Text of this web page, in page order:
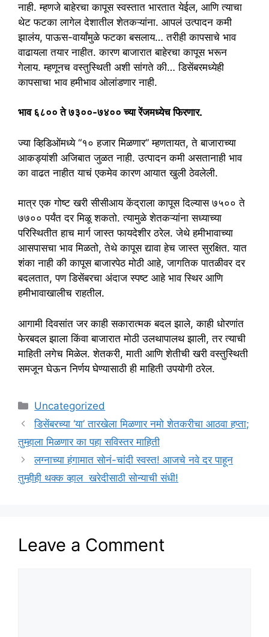
नाही. म्हणजे बाहेरचा कापूस स्वस्तात भारतात येईल, आणि त्याचा
थेट फटका लागेल देशातील शेतकऱ्यांना. आपलं उत्पादन कमी
झालंय, पाऊस-वार्यांमुळे फटका बसलाय… तरीही कापसाचे भाव
वाढायला तयार नाहीत. कारण बाजारात बाहेरचा कापूस भरून
गेलाय. म्हणूनच वस्तुस्थिती अशी सांगते की… डिसेंबरमध्येही
कापसाचा भाव हमीभाव ओलांडणार नाही.
भाव ६८०० ते ७३००-७४०० च्या रेंजमध्येच फिरणार.
ज्या व्हिडिओंमध्ये “१० हजार मिळणार” म्हणतायत, ते बाजाराच्या
आकड्यांशी अजिबात जुळत नाही. उत्पादन कमी असतानाही भाव
का वाढत नाहीत याचं एकमेव कारण आयात खुली ठेवलेली.
मात्र एक गोष्ट खरी सीसीआय केंद्राला कापूस दिल्यास ७५०० ते
७७०० पर्यंत दर मिळू शकतो. त्यामुळे शेतकऱ्यांना सध्याच्या
परिस्थितीत हाच मार्ग जास्त फायदेशीर ठरेल. जेथे हमीभावाच्या
आसपासचा भाव मिळतो, तेथे कापूस द्यावा हेच जास्त सुरक्षित. यात
शंका नाही की कापूस बाजारपेठ मोठी आहे, जागतिक पातळीवर दर
बदलतात, पण डिसेंबरचा अंदाज स्पष्ट आहे भाव स्थिर आणि
हमीभावाखालीच राहतील.
आगामी दिवसांत जर काही सकारात्मक बदल झाले, काही धोरणांत
फेरबदल झाला किंवा बाजारात मोठी उलथापालथ झाली, तर त्याची
माहिती लगेच मिळेल. शेतकरी, माती आणि शेतीची खरी वस्तुस्थिती
समजून घेऊन निर्णय घेण्यासाठी ही माहिती उपयोगी ठरेल.
Categories
Uncategorized
डिसेंबरच्या ‘या’ तारखेला मिळणार नमो शेतकरीचा आठवा हप्ता;
तुम्हाला मिळणार का पहा सविस्तर माहिती
लग्नाच्या हंगामात सोनं-चांदी स्वस्त! आजचे नवे दर पाहून
तुम्हीही थक्क व्हाल खरेदीसाठी सोन्याची संधी!
Leave a Comment